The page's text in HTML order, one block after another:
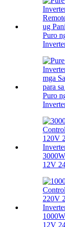
Puro
Puro
12V
12V